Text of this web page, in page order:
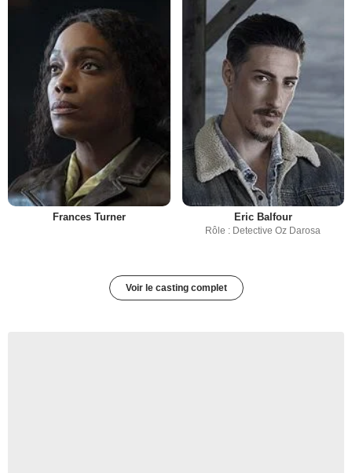
Frances Turner Eric Balfour
Rôle : Detective Oz Darosa
Voir le casting complet